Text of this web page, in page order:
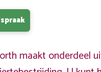
maakt onderdeel